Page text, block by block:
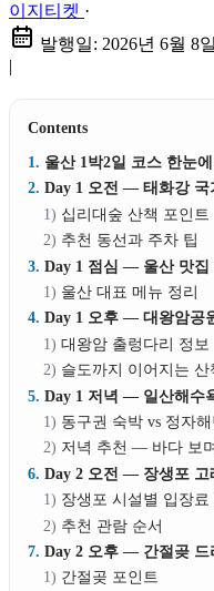
이지티켓 ·
발행일: 2026년 6월 8일
|
Contents
울산 1박2일 코스 한눈에
Day 1 오전 — 태화강
십리대숲 산책 포인트
추천 동선과 주차 팁
Day 1 점심 — 울산 맛집
울산 대표 메뉴 정리
Day 1 오후 — 대왕암공
대왕암 출렁다리 정보
슬도까지 이어지는 산
Day 1 저녁 — 일산해수
동구권 숙박 vs 정자
저녁 추천 — 바다 보
Day 2 오전 — 장생포 고
장생포 시설별 입장료
추천 관람 순서
Day 2 오후 — 간절곶
간절곶 포인트